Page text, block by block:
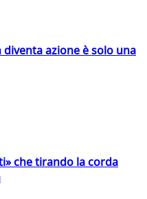
azione è solo una
che tirando la corda